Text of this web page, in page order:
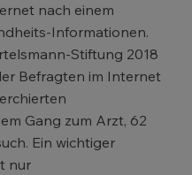
nach einem
Informationen.
Stiftung 2018
Befragten im Internet
Gang zum Arzt, 62
Ein wichtiger
nur